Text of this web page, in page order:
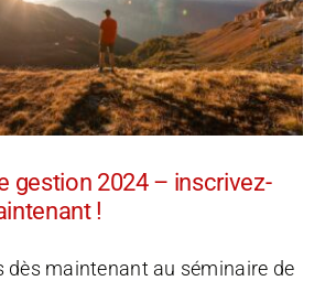
gestion 2024 – inscrivez-
!
dès maintenant au séminaire de